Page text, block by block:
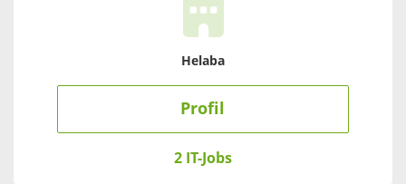
Helaba
Profil
2 IT-Jobs